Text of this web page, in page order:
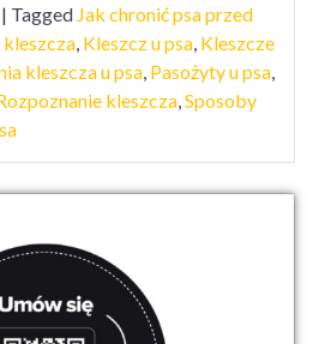
| Tagged Jak chronić psa przed
kleszcza Kleszcz u psa Kleszcze
kleszcza u psa Pasożyty u psa
kleszcza Sposoby